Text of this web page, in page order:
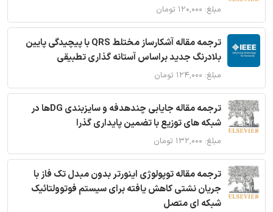
مبلغ: ۱۲۰,۰۰۰ تومان
ترجمه مقاله آشکارساز مختلط QRS با پیچیدگی پایین
بلادرنگ جدید براساس آستانه گذاری تطبیقی
مبلغ: ۱۲۴,۰۰۰ تومان
ترجمه مقاله جایابی چندهدفه و سایزبندی DGها در
شبکه های توزیع با تضمین پایداری گذرا
مبلغ: ۱۳۲,۰۰۰ تومان
ترجمه مقاله توپولوژی اینورتر بدون مبدل تک فاز با
جریان نشتی کاهش یافته برای سیستم فوتوولتائیک
شبکه ای متصل